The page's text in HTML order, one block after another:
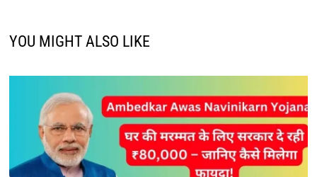
YOU MIGHT ALSO LIKE